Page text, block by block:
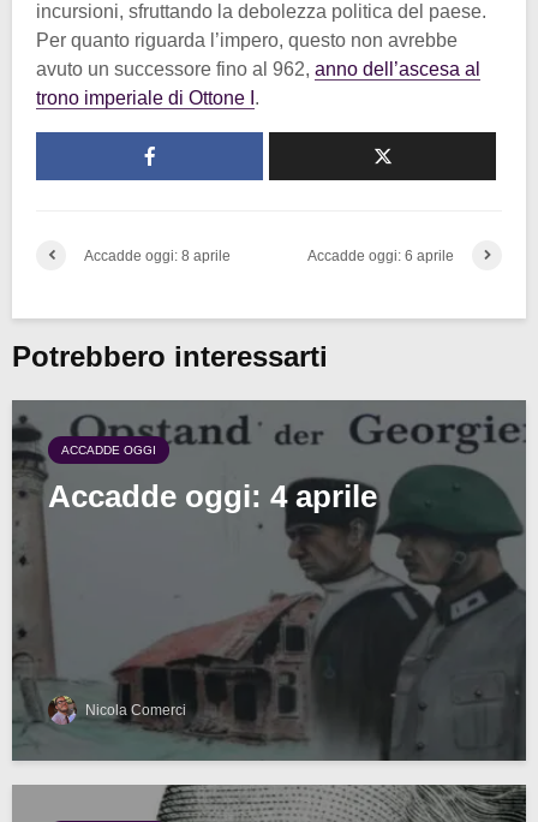
incursioni, sfruttando la debolezza politica del paese.
Per quanto riguarda l’impero, questo non avrebbe
avuto un successore fino al 962, anno dell’ascesa al
trono imperiale di Ottone I .
Accadde oggi: 8 aprile Accadde oggi: 6 aprile
Potrebbero interessarti
ACCADDE OGGI
Accadde oggi: 4 aprile
Nicola Comerci